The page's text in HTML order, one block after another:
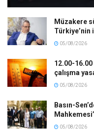
Müzakere
05/08/2026
12.00-
çalışma
05/08/2026
Basın-
05/08/2026